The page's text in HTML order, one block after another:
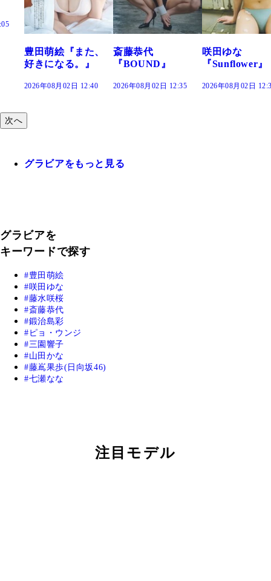
萌絵『また、
になる。』
年08月02日 12:40
斎藤恭代
『BOUND』
2026年08月02日 12:35
咲田ゆな
『Sunflower』
2026年08月02日 12:30
だ
次へ
グラビアをもっと見る
グラビアを
キーワードで探す
豊田萌絵
咲田ゆな
藤水咲桜
斎藤恭代
鍛治島彩
ピョ・ウンジ
三園響子
山田かな
藤嶌果歩(日向坂46)
七瀬なな
注目モデル